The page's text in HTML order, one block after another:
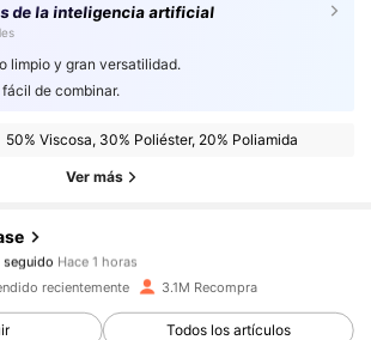
de la inteligencia artificial
limpio y gran versatilidad.
de combinar.
50% Viscosa, 30% Poliéster, 20% Poliamida
Ver más
Seguidores
Seguidores
seguido
Seguidores
Seguidores
recientemente 3.1M Recompra
Todos los artículos